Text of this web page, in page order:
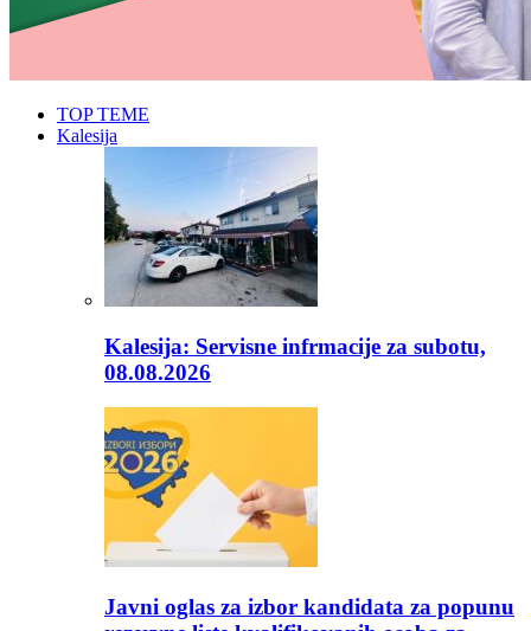
TOP TEME
Kalesija
Kalesija: Servisne infrmacije za subotu,
08.08.2026
Javni oglas za izbor kandidata za popunu